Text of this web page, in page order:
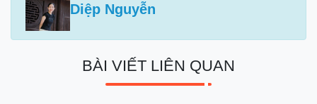
Diệp Nguyễn
BÀI VIẾT LIÊN QUAN